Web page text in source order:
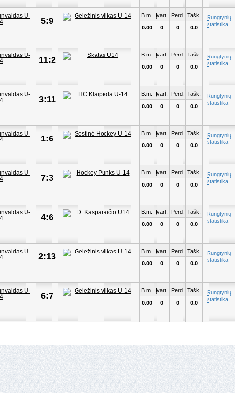
5:9
B.m.
0.00
Įvart.
0
Perd.
0
Tašk.
0.0
Rungtynių
statistika
11:2
B.m.
0.00
Įvart.
0
Perd.
0
Tašk.
0.0
Rungtynių
statistika
3:11
B.m.
0.00
Įvart.
0
Perd.
0
Tašk.
0.0
Rungtynių
statistika
1:6
B.m.
0.00
Įvart.
0
Perd.
0
Tašk.
0.0
Rungtynių
statistika
7:3
B.m.
0.00
Įvart.
0
Perd.
0
Tašk.
0.0
Rungtynių
statistika
4:6
B.m.
0.00
Įvart.
0
Perd.
0
Tašk.
0.0
Rungtynių
statistika
2:13
B.m.
0.00
Įvart.
0
Perd.
0
Tašk.
0.0
Rungtynių
statistika
6:7
B.m.
0.00
Įvart.
0
Perd.
0
Tašk.
0.0
Rungtynių
statistika